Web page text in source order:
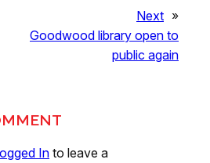
Next »
Goodwood library open to
public again
In to leave a